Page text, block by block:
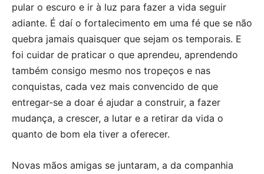
pular o escuro e ir à luz para fazer a vida seguir
adiante. É daí o fortalecimento em uma fé que se não
quebra jamais quaisquer que sejam os temporais. E
foi cuidar de praticar o que aprendeu, aprendendo
também consigo mesmo nos tropeços e nas
conquistas, cada vez mais convencido de que
entregar-se a doar é ajudar a construir, a fazer
mudança, a crescer, a lutar e a retirar da vida o
quanto de bom ela tiver a oferecer.
Novas mãos amigas se juntaram, a da companhia